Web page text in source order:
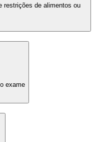
restrições de alimentos ou
exame